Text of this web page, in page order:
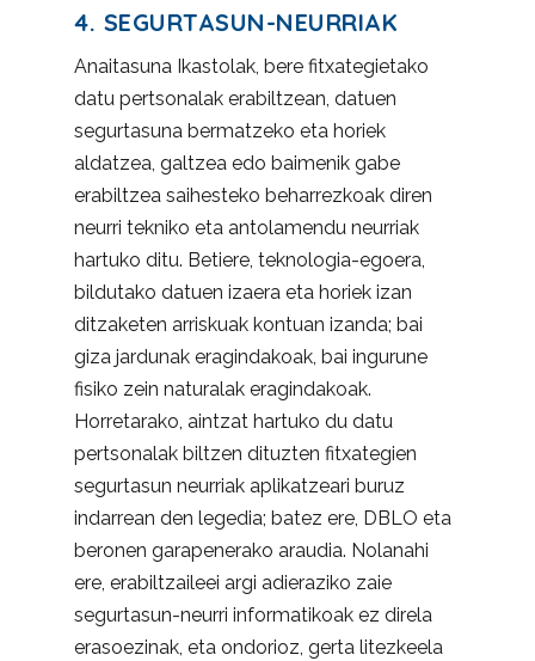
4. SEGURTASUN-NEURRIAK
Anaitasuna Ikastolak, bere fitxategietako
datu pertsonalak erabiltzean, datuen
segurtasuna bermatzeko eta horiek
aldatzea, galtzea edo baimenik gabe
erabiltzea saihesteko beharrezkoak diren
neurri tekniko eta antolamendu neurriak
hartuko ditu. Betiere, teknologia-egoera,
bildutako datuen izaera eta horiek izan
ditzaketen arriskuak kontuan izanda; bai
giza jardunak eragindakoak, bai ingurune
fisiko zein naturalak eragindakoak.
Horretarako, aintzat hartuko du datu
pertsonalak biltzen dituzten fitxategien
segurtasun neurriak aplikatzeari buruz
indarrean den legedia; batez ere, DBLO eta
beronen garapenerako araudia. Nolanahi
ere, erabiltzaileei argi adieraziko zaie
segurtasun-neurri informatikoak ez direla
erasoezinak, eta ondorioz, gerta litezkeela